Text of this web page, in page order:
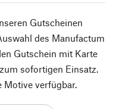
Gutscheinen
des Manufactum
Gutschein mit Karte
sofortigen Einsatz.
Motive verfügbar.